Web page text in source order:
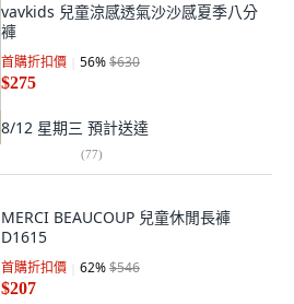
vavkids 兒童涼感透氣沙沙感夏季八分
褲
首購折扣價 56%$630
$275
8/12 星期三 預計送達
(77)
MERCI BEAUCOUP 兒童休閒長褲
D1615
首購折扣價 62%$546
$207